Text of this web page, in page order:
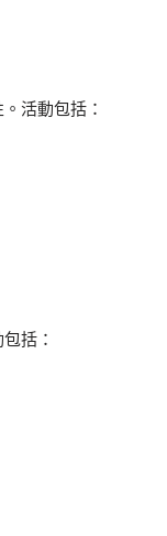
活動包括：
括：